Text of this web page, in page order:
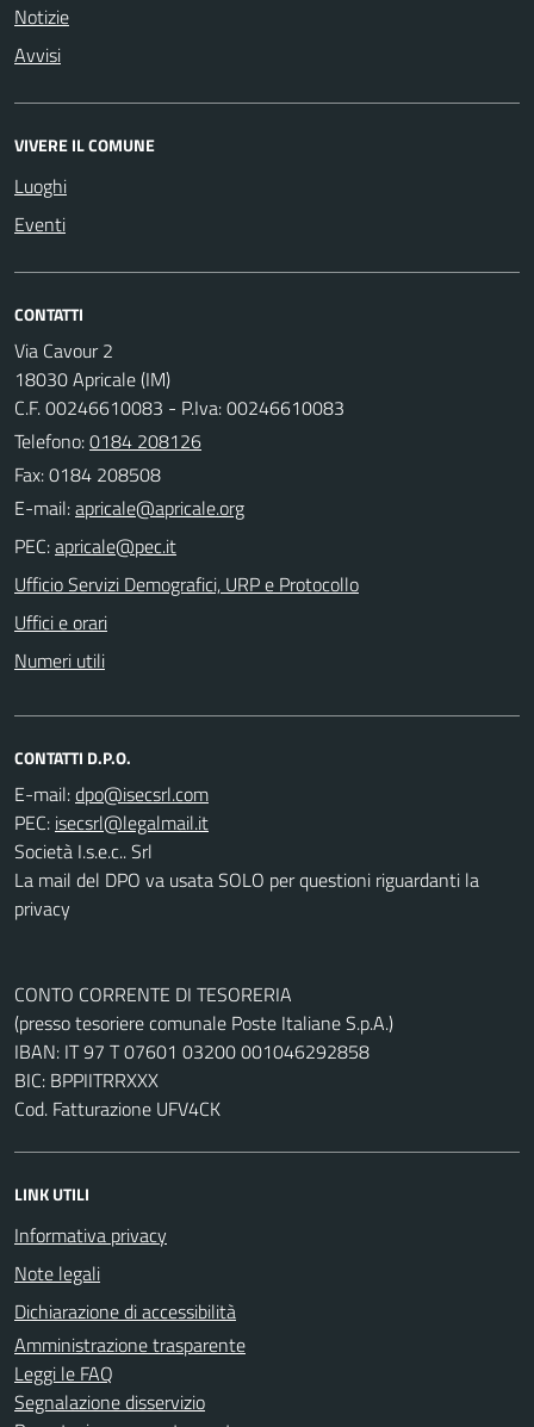
Notizie
Avvisi
VIVERE IL COMUNE
Luoghi
Eventi
CONTATTI
Via Cavour 2
18030 Apricale (IM)
C.F. 00246610083 - P.Iva: 00246610083
Telefono:0184 208126
Fax: 0184 208508
E-mail:
PEC:
Ufficio Servizi Demografici, URP e Protocollo
Uffici e orari
Numeri utili
CONTATTI D.P.O.
E-mail:
PEC:
Società I.s.e.c.. Srl
La mail del DPO va usata SOLO per questioni riguardanti la
privacy
CONTO CORRENTE DI TESORERIA
(presso tesoriere comunale Poste Italiane S.p.A.)
IBAN: IT 97 T 07601 03200 001046292858
BIC: BPPIITRRXXX
Cod. Fatturazione UFV4CK
LINK UTILI
Informativa privacy
Note legali
Dichiarazione di accessibilità
Amministrazione trasparente
Leggi le FAQ
Segnalazione disservizio